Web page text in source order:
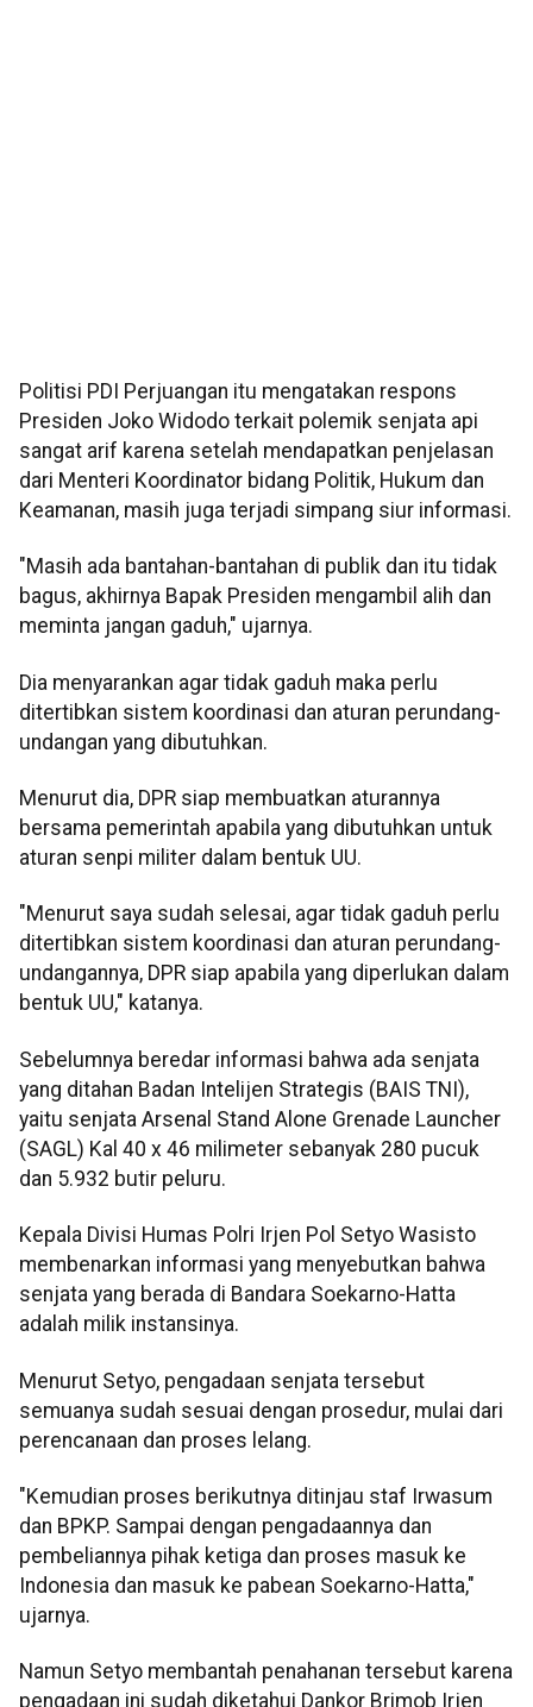
Politisi PDI Perjuangan itu mengatakan respons
Presiden Joko Widodo terkait polemik senjata api
sangat arif karena setelah mendapatkan penjelasan
dari Menteri Koordinator bidang Politik, Hukum dan
Keamanan, masih juga terjadi simpang siur informasi.
"Masih ada bantahan-bantahan di publik dan itu tidak
bagus, akhirnya Bapak Presiden mengambil alih dan
meminta jangan gaduh," ujarnya.
Dia menyarankan agar tidak gaduh maka perlu
ditertibkan sistem koordinasi dan aturan perundang-
undangan yang dibutuhkan.
Menurut dia, DPR siap membuatkan aturannya
bersama pemerintah apabila yang dibutuhkan untuk
aturan senpi militer dalam bentuk UU.
"Menurut saya sudah selesai, agar tidak gaduh perlu
ditertibkan sistem koordinasi dan aturan perundang-
undangannya, DPR siap apabila yang diperlukan dalam
bentuk UU," katanya.
Sebelumnya beredar informasi bahwa ada senjata
yang ditahan Badan Intelijen Strategis (BAIS TNI),
yaitu senjata Arsenal Stand Alone Grenade Launcher
(SAGL) Kal 40 x 46 milimeter sebanyak 280 pucuk
dan 5.932 butir peluru.
Kepala Divisi Humas Polri Irjen Pol Setyo Wasisto
membenarkan informasi yang menyebutkan bahwa
senjata yang berada di Bandara Soekarno-Hatta
adalah milik instansinya.
Menurut Setyo, pengadaan senjata tersebut
semuanya sudah sesuai dengan prosedur, mulai dari
perencanaan dan proses lelang.
"Kemudian proses berikutnya ditinjau staf Irwasum
dan BPKP. Sampai dengan pengadaannya dan
pembeliannya pihak ketiga dan proses masuk ke
Indonesia dan masuk ke pabean Soekarno-Hatta,"
ujarnya.
Namun Setyo membantah penahanan tersebut karena
pengadaan ini sudah diketahui Dankor Brimob Irjen